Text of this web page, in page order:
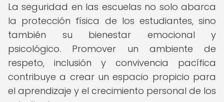
La seguridad en las escuelas no solo abarca
la protección física de los estudiantes, sino
también su bienestar emocional y
psicológico. Promover un ambiente de
respeto, inclusión y convivencia pacífica
contribuye a crear un espacio propicio para
el aprendizaje y el crecimiento personal de los